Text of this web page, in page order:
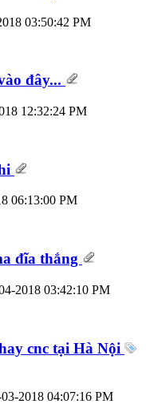
03:50:42 PM
đây...
12:32:24 PM
06:13:00 PM
đĩa thắng
2018 03:42:10 PM
cnc tại Hà Nội
2018 04:07:16 PM